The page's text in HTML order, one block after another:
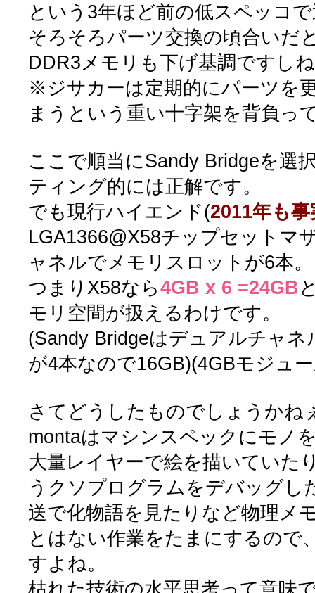
という3年ほど前の低スペッコ
そろそろパーツ交換の頃合いだ
DDR3メモリも下げ基調ですし
※ジサカーは定期的にパーツを
まうという重い十字架を背負っ
ここで順当にSandy Bridgeを選
ティング的には正解です。
でも現行ハイエンド(2011年も
LGA1366@X58チップセットマ
ャネルでメモリスロットが6本。
つまりX58なら4GB x 6 =24GB
モリ空間が扱えるわけです。
(Sandy Bridgeはデュアルチャ
が4本なので16GB)(4GBモジュ
さてどうしたものでしょうかね
montaはマシンスペックにモノ
大量レイヤーで絵を描いていた
うクソプログラムをデバッグし
送で化物語を見たりなど物理メ
とはない作業をたまにするので
すよね。
枯れた技術の水平思考って意味